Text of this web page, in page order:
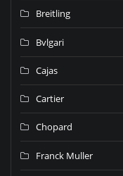
Breitling
Bvlgari
Cajas
Cartier
Chopard
Franck Muller